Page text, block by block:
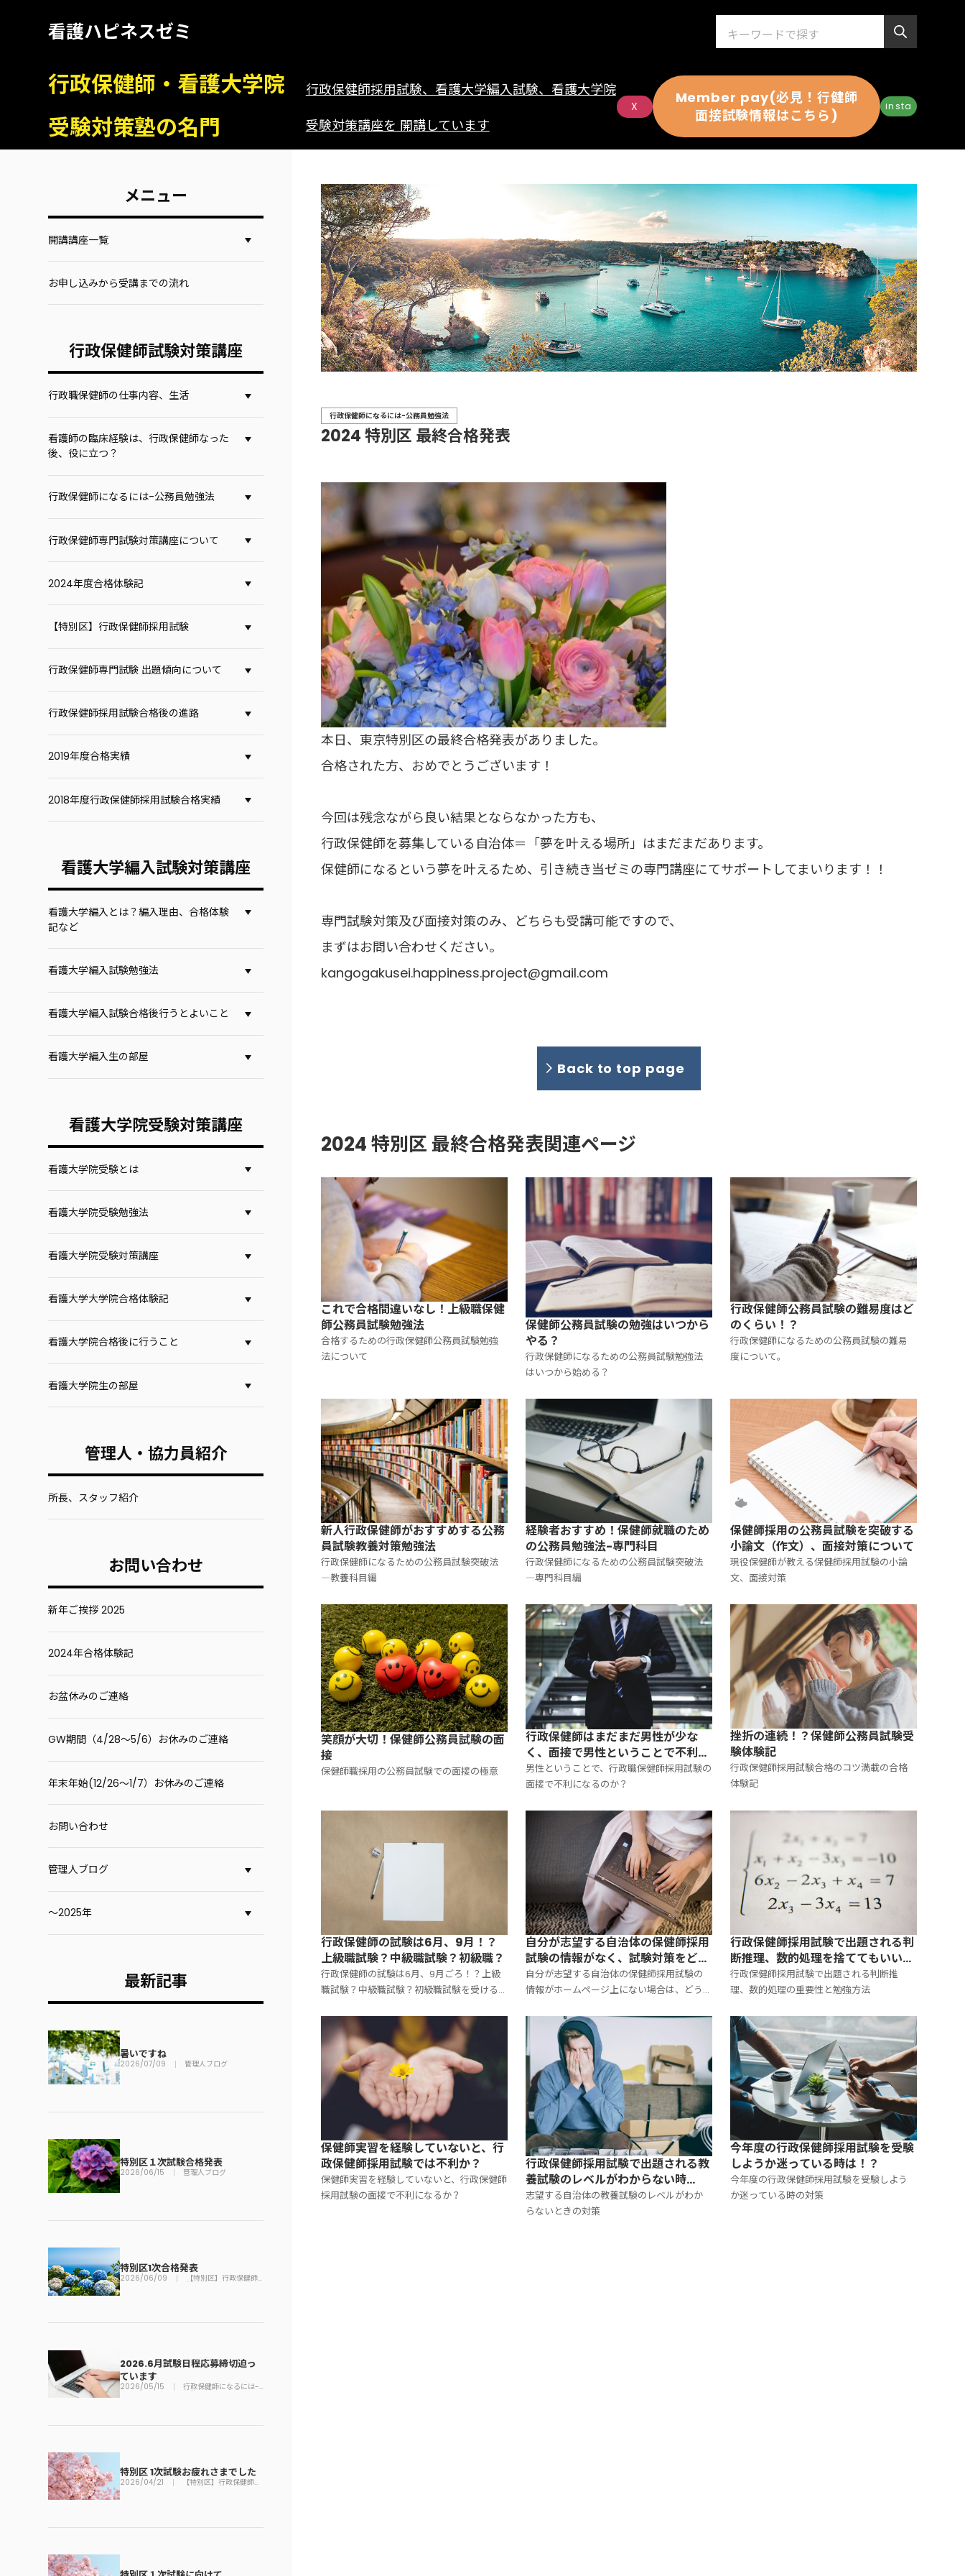
看護ハピネスゼミ
行政保健師・看護大学院
受験対策塾の名門
行政保健師採用試験、看護大学編入試験、看護大学院
受験対策講座を 開講しています
X
Member pay(必見！行健師
面接試験情報はこちら)
insta
2024 特別区 最終合格発表
行政保健師になるには-公務員勉強法
本日、東京特別区の最終合格発表がありました。
合格された方、おめでとうございます！
今回は残念ながら良い結果とならなかった方も、
行政保健師を募集している自治体＝「夢を叶える場所」はまだまだあります。
保健師になるという夢を叶えるため、引き続き当ゼミの専門講座にてサポートしてまいります！！
専門試験対策及び面接対策のみ、どちらも受講可能ですので、
まずはお問い合わせください。
kangogakusei.happiness.project@gmail.com
Back to top page
2024 特別区 最終合格発表関連ページ
これで合格間違いなし！上級職保健
師公務員試験勉強法
合格するための行政保健師公務員試験勉強
法について
保健師公務員試験の勉強はいつから
やる？
行政保健師になるための公務員試験勉強法
はいつから始める？
行政保健師公務員試験の難易度はど
のくらい！？
行政保健師になるための公務員試験の難易
度について。
新人行政保健師がおすすめする公務
員試験教養対策勉強法
行政保健師になるための公務員試験突破法
―教養科目編
経験者おすすめ！保健師就職のため
の公務員勉強法-専門科目
行政保健師になるための公務員試験突破法
―専門科目編
保健師採用の公務員試験を突破する
小論文（作文）、面接対策について
現役保健師が教える保健師採用試験の小論
文、面接対策
笑顔が大切！保健師公務員試験の面
接
保健師職採用の公務員試験での面接の極意
行政保健師はまだまだ男性が少な
く、面接で男性ということで不利に
なるのでは？
男性ということで、行政職保健師採用試験の
面接で不利になるのか？
挫折の連続！？保健師公務員試験受
験体験記
行政保健師採用試験合格のコツ満載の合格
体験記
行政保健師の試験は6月、9月！？
上級職試験？中級職試験？初級職？
行政保健師の試験は6月、9月ごろ！？上級
職試験？中級職試験？初級職試験を受ける
自分が志望する自治体の保健師採用
試験の情報がなく、試験対策をどう
すればいいか
自分が志望する自治体の保健師採用試験の
情報がホームページ上にない場合は、どう
行政保健師採用試験で出題される判
断推理、数的処理を捨ててもいい
か？
行政保健師採用試験で出題される判断推
理、数的処理の重要性と勉強方法
保健師実習を経験していないと、行
政保健師採用試験では不利か？
保健師実習を経験していないと、行政保健師
採用試験の面接で不利になるか？
行政保健師採用試験で出題される教
養試験のレベルがわからない時
は！？
志望する自治体の教養試験のレベルがわか
らないときの対策
今年度の行政保健師採用試験を受験
しようか迷っている時は！？
今年度の行政保健師採用試験を受験しよう
か迷っている時の対策
メニュー
開講講座一覧
お申し込みから受講までの流れ
行政保健師試験対策講座
行政職保健師の仕事内容、生活
看護師の臨床経験は、行政保健師なった
後、役に立つ？
行政保健師になるには-公務員勉強法
行政保健師専門試験対策講座について
2024年度合格体験記
【特別区】行政保健師採用試験
行政保健師専門試験 出題傾向について
行政保健師採用試験合格後の進路
2019年度合格実績
2018年度行政保健師採用試験合格実績
看護大学編入試験対策講座
看護大学編入とは？編入理由、合格体験
記など
看護大学編入試験勉強法
看護大学編入試験合格後行うとよいこと
看護大学編入生の部屋
看護大学院受験対策講座
看護大学院受験とは
看護大学院受験勉強法
看護大学院受験対策講座
看護大学大学院合格体験記
看護大学院合格後に行うこと
看護大学院生の部屋
管理人・協力員紹介
所長、スタッフ紹介
お問い合わせ
新年ご挨拶 2025
2024年合格体験記
お盆休みのご連絡
GW期間（4/28～5/6）お休みのご連絡
年末年始(12/26～1/7）お休みのご連絡
お問い合わせ
管理人ブログ
～2025年
最新記事
暑いですね
2026/07/09 管理人ブログ
特別区１次試験合格発表
2026/06/15 管理人ブログ
特別区1次合格発表
2026/06/09 【特別区】行政保健師
採用試験
2026.6月試験日程応募締切迫っ
ています
2026/05/15 行政保健師になるには-
公務員勉強法
特別区 1次試験お疲れさまでした
2026/04/21 【特別区】行政保健師採
用試験